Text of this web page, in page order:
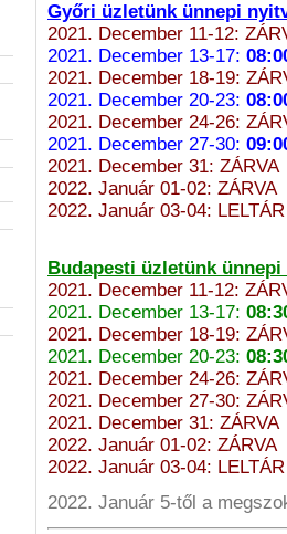
Győri üzletünk ünnepi
2021. December 11-12:
2021. December 13-17:
2021. December 18-19:
2021. December 20-23:
2021. December 24-26:
2021. December 27-30:
2021. December 31: ZÁRVA
2022. Január 01-02: ZÁRVA
2022. Január 03-04:
Budapesti üzletünk
2021. December 11-12:
2021. December 13-17:
2021. December 18-19:
2021. December 20-23:
2021. December 24-26:
2021. December 27-30:
2021. December 31: ZÁRVA
2022. Január 01-02: ZÁRVA
2022. Január 03-04:
2022. Január 5-től a